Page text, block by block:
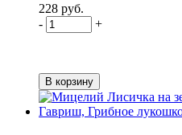
228 руб.
-
+